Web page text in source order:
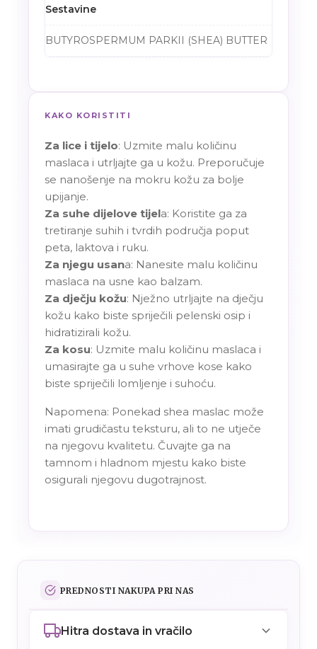
Sestavine
BUTYROSPERMUM PARKII (SHEA) BUTTER
KAKO KORISTITI
Za lice i tijelo: Uzmite malu količinu
maslaca i utrljajte ga u kožu. Preporučuje
se nanošenje na mokru kožu za bolje
upijanje.
Za suhe dijelove tijela: Koristite ga za
tretiranje suhih i tvrdih područja poput
peta, laktova i ruku.
Za njegu usana: Nanesite malu količinu
maslaca na usne kao balzam.
Za dječju kožu: Nježno utrljajte na dječju
kožu kako biste spriječili pelenski osip i
hidratizirali kožu.
Za kosu: Uzmite malu količinu maslaca i
umasirajte ga u suhe vrhove kose kako
biste spriječili lomljenje i suhoću.
Napomena: Ponekad shea maslac može
imati grudičastu teksturu, ali to ne utječe
na njegovu kvalitetu. Čuvajte ga na
tamnom i hladnom mjestu kako biste
osigurali njegovu dugotrajnost.
PREDNOSTI NAKUPA PRI NAS
Hitra dostava in vračilo